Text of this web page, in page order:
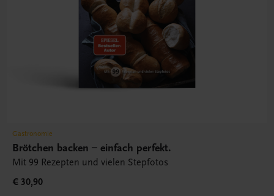
Gastronomie
Brötchen backen – einfach perfekt.
Mit 99 Rezepten und vielen Stepfotos
€ 30,90